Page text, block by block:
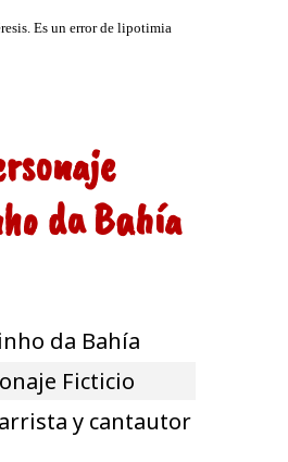
da Bahía
da Bahía
Ficticio
y cantautor